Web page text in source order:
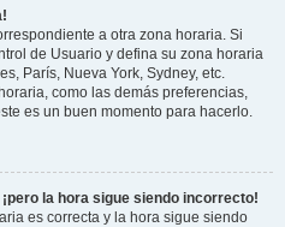
a otra zona horaria. Si
de Usuario y defina su zona horaria
París, Nueva York, Sydney, etc.
como las demás preferencias,
es un buen momento para hacerlo.
la hora sigue siendo incorrecto!
es correcta y la hora sigue siendo